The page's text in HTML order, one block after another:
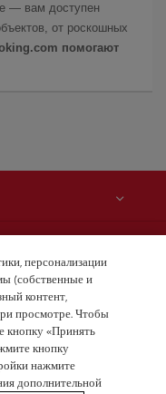
— вам доступен
от роскошных
помогают
персонализации
(собственные и
контент,
просмотре. Чтобы
кнопку «Принять
кнопку
нажмите
дополнительной